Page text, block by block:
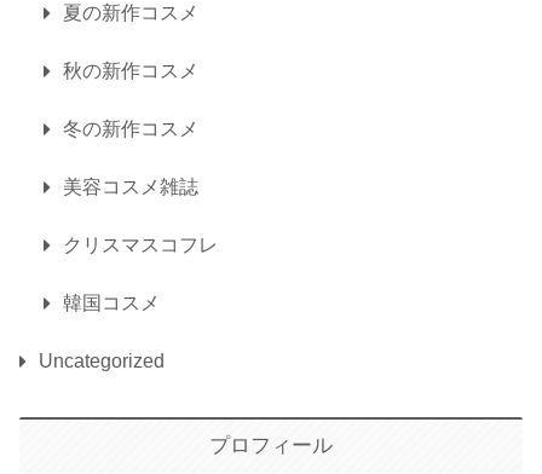
夏の新作コスメ
秋の新作コスメ
冬の新作コスメ
美容コスメ雑誌
クリスマスコフレ
韓国コスメ
Uncategorized
プロフィール